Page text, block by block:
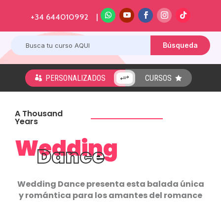
+34 644010992 |
 PERSONALIZADOS + CURSOS 
A Thousand
Years
Wedding
Dance
Wedding Dance presenta esta balada única
y romántica para los amantes del romance